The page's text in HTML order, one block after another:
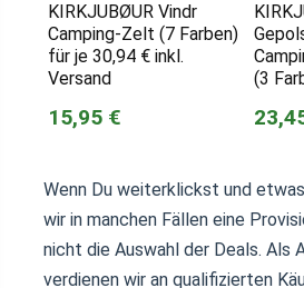
KIRKJUBØUR Vindr
Camping-Zelt (7 Farben)
für je 30,94 € inkl.
Versand
15,95 €
(3
Wenn Du weiterklickst und
wir in manchen Fällen eine
nicht die Auswahl der Deals. Als
verdienen wir an qualifizierten